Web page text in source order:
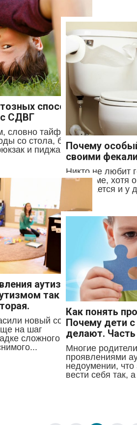
способов
с СДВГ
словно тайфун,
со стола, бросил
и пиджак и...Почему
своими
Никто не любит
проблеме, хотя
встречается и
аутизма —
так
новый состав
на шаг
сложного и не
Как понять
Почему дети
делают. Часть
Многие
проявлениями
недоумении, что
вести себя так,